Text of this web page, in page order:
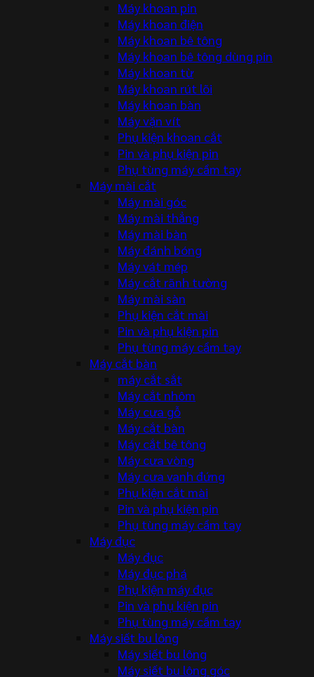
Máy khoan pin
Máy khoan điện
Máy khoan bê tông
Máy khoan bê tông dùng pin
Máy khoan từ
Máy khoan rút lõi
Máy khoan bàn
Máy vặn vít
Phụ kiện khoan cắt
Pin và phụ kiện pin
Phụ tùng máy cầm tay
Máy mài cắt
Máy mài góc
Máy mài thẳng
Máy mài bàn
Máy đánh bóng
Máy vát mép
Máy cắt rãnh tường
Máy mài sàn
Phụ kiện cắt mài
Pin và phụ kiện pin
Phụ tùng máy cầm tay
Máy cắt bàn
máy cắt sắt
Máy cắt nhôm
Máy cưa gỗ
Máy cắt bàn
Máy cắt bê tông
Máy cưa vòng
Máy cưa vanh đứng
Phụ kiện cắt mài
Pin và phụ kiện pin
Phụ tùng máy cầm tay
Máy đục
Máy đục
Máy đục phá
Phụ kiện máy đục
Pin và phụ kiện pin
Phụ tùng máy cầm tay
Máy siết bu lông
Máy siết bu lông
Máy siết bu lông góc